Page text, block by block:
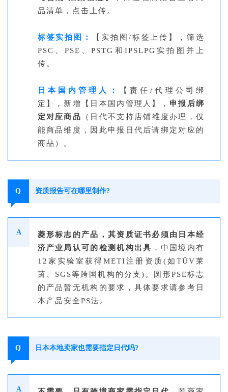
品清单，点击上传。
标签实拍图：
【实拍图/标签上传】，筛选
PSC、PSE、PSTG和IPSLPG实拍图并上
传。
日本国内管理人：
【责任/代理公司绑
定】，新增【日本国内管理人】， 申报后绑
定对应商品
（日代不支持店铺维度办理，仅
能商品维度，因此申报日代后请绑定对应的
商品）。
Q 资质报告可在哪里制作?
A
菱形标志的产品，其资质证书必须由日本经
济产业局认可的检测机构出具 ，中国境内有
12家实验室获得METI注册资质(如TÜV莱
茵、SGS等跨国机构的分支)。圆形PSE标志
的产品暂无机构的要求，具体要求请参考日
本产品安全PS法。
Q 日本本地卖家也需要指定日代吗?
A